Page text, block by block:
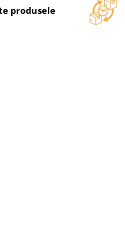
produsele